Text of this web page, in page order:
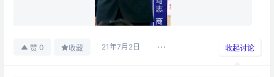
赞 0 收藏 21年7月2日 收起讨论